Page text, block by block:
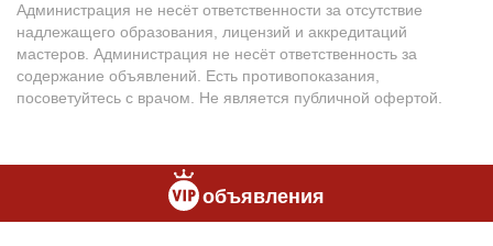
Администрация не несёт ответственности за отсутствие
надлежащего образования, лицензий и аккредитаций
мастеров. Администрация не несёт ответственность за
содержание объявлений. Есть противопоказания,
посоветуйтесь с врачом. Не является публичной офертой.
объявления